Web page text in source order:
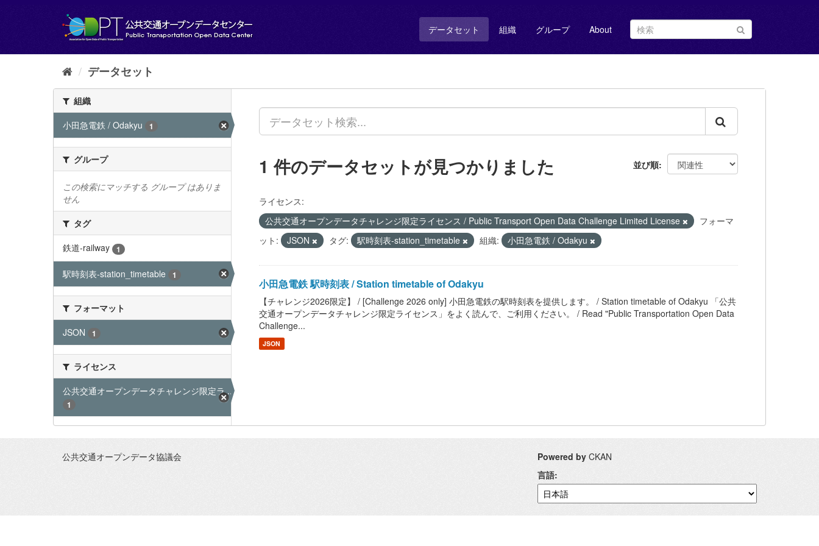
し
データセット 組織 グループ About
データセット
組織
小田急電鉄 / Odakyu
1
グループ
この検索にマッチする グループ はありま
せん
タグ
鉄道-railway
1
駅時刻表-station_timetable 1
フォーマット
JSON
1
ライセンス
公共交通オープンデータチャレンジ限定ラ...
1
並び順
1 件のデータセットが見つかりました
ライセンス:
公共交通オープンデータチャレンジ限定ライセンス / Public Transport Open Data Challenge Limited License
フォーマ
ット:
JSON タグ: 駅時刻表-station_timetable 組織: 小田急電鉄 / Odakyu
小田急電鉄 駅時刻表 / Station timetable of Odakyu
【チャレンジ2026限定】 / [Challenge 2026 only] 小田急電鉄の駅時刻表を提供します。 / Station timetable of Odakyu 「公共
交通オープンデータチャレンジ限定ライセンス」をよく読んで、ご利用ください。 / Read "Public Transportation Open Data
Challenge...
JSON
公共交通オープンデータ協議会 Powered by CKAN
言語